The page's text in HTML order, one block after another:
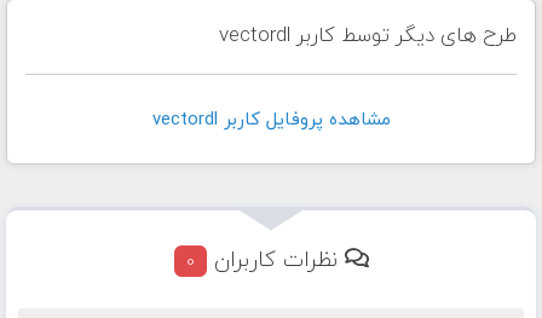
طرح های دیگر توسط کاربر vectordl
مشاهده پروفايل کاربر vectordl
نظرات کاربران 0